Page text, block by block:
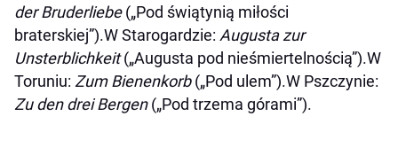
der Bruderliebe(„Pod świątynią miłości
braterskiej”).W Starogardzie: Augusta zur
Unsterblichkeit(„Augusta pod nieśmiertelnością”).W
Toruniu: Zum Bienenkorb(„Pod ulem”).W Pszczynie:
Zu den drei Bergen(„Pod trzema górami”).